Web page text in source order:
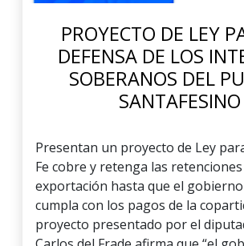
PROYECTO DE LEY
DEFENSA DE LOS
SOBERANOS DEL
SANTAFESINO
Presentan un proyecto de Ley
Fe cobre y retenga las retenciones
exportación hasta que el
cumpla con los pagos de la
proyecto presentado por el